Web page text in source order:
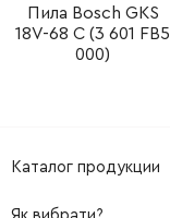
Пила Bosch GKS
18V-68 C (3 601 FB5
000)
Каталог продукции